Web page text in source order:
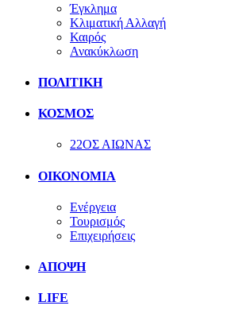
Έγκλημα
Κλιματική Αλλαγή
Καιρός
Ανακύκλωση
ΠΟΛΙΤΙΚΗ
ΚΟΣΜΟΣ
22ΟΣ ΑΙΩΝΑΣ
ΟΙΚΟΝΟΜΙΑ
Ενέργεια
Τουρισμός
Επιχειρήσεις
ΑΠΟΨΗ
LIFE